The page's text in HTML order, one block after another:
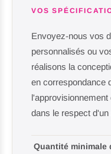
VOS
Envoyez-nous vos
personnalisés ou
réalisons la
en correspondance
dans le respect
Quantité minimale